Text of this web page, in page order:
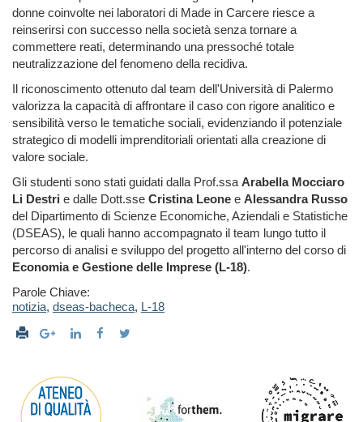
donne coinvolte nei laboratori di Made in Carcere riesce a
reinserirsi con successo nella società senza tornare a
commettere reati, determinando una pressoché totale
neutralizzazione del fenomeno della recidiva.
Il riconoscimento ottenuto dal team dell'Università di Palermo
valorizza la capacità di affrontare il caso con rigore analitico e
sensibilità verso le tematiche sociali, evidenziando il potenziale
strategico di modelli imprenditoriali orientati alla creazione di
valore sociale.
Gli studenti sono stati guidati dalla Prof.ssaArabella Mocciaro
Li Destri e dalle Dott.sse Cristina Leone e Alessandra Russo
del Dipartimento di Scienze Economiche, Aziendali e Statistiche
(DSEAS), le quali hanno accompagnato il team lungo tutto il
percorso di analisi e sviluppo del progetto all'interno del corso di
Economia e Gestione delle Imprese (L-18).
Parole Chiave:
notizia, dseas-bacheca, L-18